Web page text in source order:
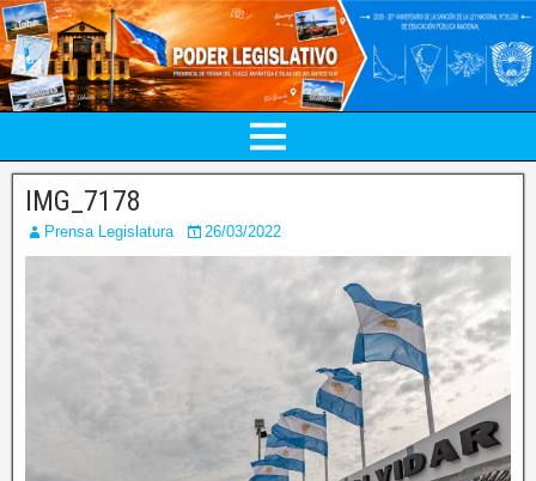
IMG_7178
Prensa Legislatura 26/03/2022